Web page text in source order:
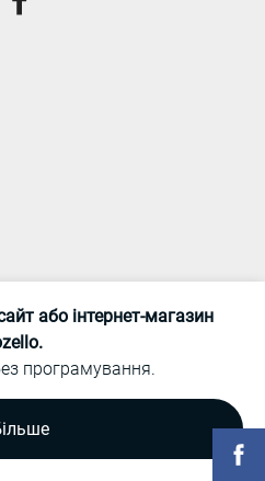
або інтернет-магазин
програмування.